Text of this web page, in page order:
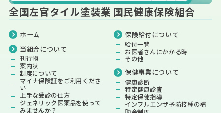
全国左官タイル塗装業 国民健康保険組合
ホーム
当組合について
刊行物
案内状
制度について
マイナ保険証をご利用くださ
い
上手な受診の仕方
ジェネリック医薬品を使って
みませんか？
保険給付について
給付一覧
お医者さんにかかる時
その他
保健事業について
健康診断
特定健康診査
特定保健指導
インフルエンザ予防接種の補